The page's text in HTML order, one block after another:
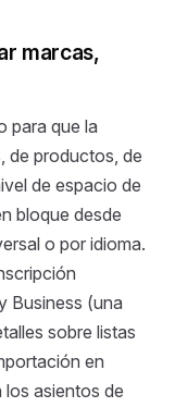
marcas,
para que la
de productos, de
de espacio de
bloque desde
o por idioma.
Business (una
sobre listas
en
asientos de